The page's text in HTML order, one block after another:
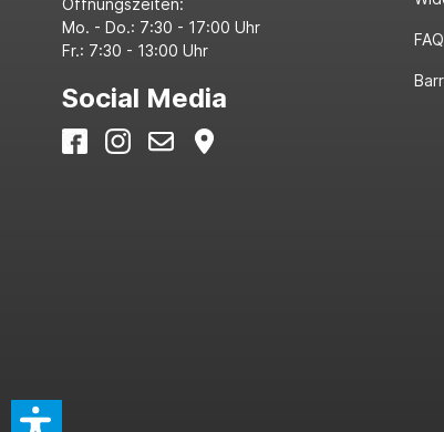
Mo. - Do.: 7:30 - 17:00 Uhr
Fr.: 7:30 - 13:00 Uhr
Social Media
FAQ